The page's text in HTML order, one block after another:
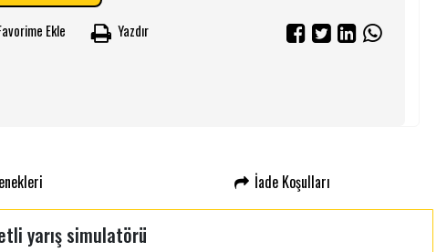
Ekle Yazdır
İade Koşulları
yarış simulatörü